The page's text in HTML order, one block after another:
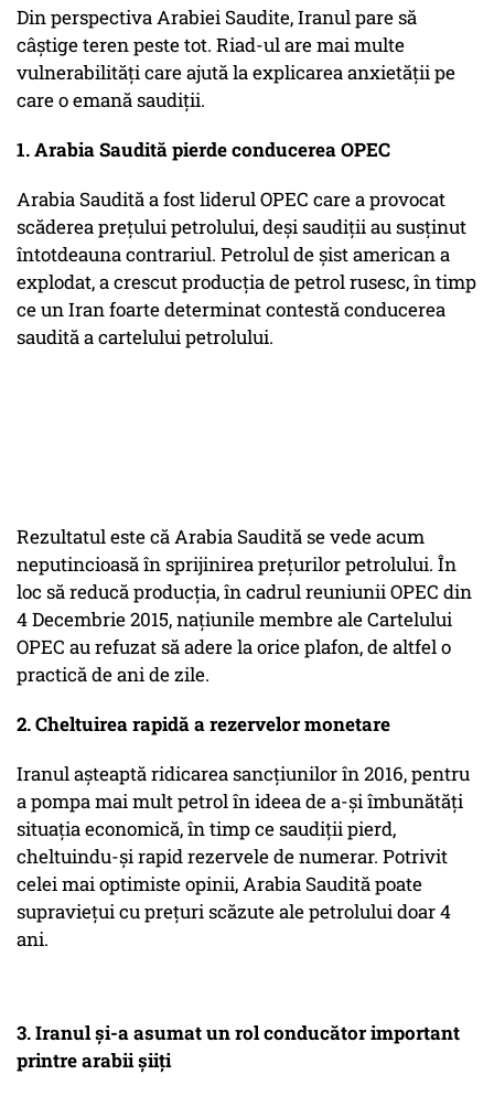
Din perspectiva Arabiei Saudite, Iranul pare să
câştige teren peste tot. Riad-ul are mai multe
vulnerabilităţi care ajută la explicarea anxietăţii pe
care o emană saudiţii.
1. Arabia Saudită pierde conducerea OPEC
Arabia Saudită a fost liderul OPEC care a provocat
scăderea preţului petrolului, deşi saudiţii au susţinut
întotdeauna contrariul. Petrolul de şist american a
explodat, a crescut producţia de petrol rusesc, în timp
ce un Iran foarte determinat contestă conducerea
saudită a cartelului petrolului.
Rezultatul este că Arabia Saudită se vede acum
neputincioasă în sprijinirea preţurilor petrolului. În
loc să reducă producţia, în cadrul reuniunii OPEC din
4 Decembrie 2015, naţiunile membre ale Cartelului
OPEC au refuzat să adere la orice plafon, de altfel o
practică de ani de zile.
2. Cheltuirea rapidă a rezervelor monetare
Iranul aşteaptă ridicarea sancţiunilor în 2016, pentru
a pompa mai mult petrol în ideea de a-şi îmbunătăţi
situaţia economică, în timp ce saudiţii pierd,
cheltuindu-şi rapid rezervele de numerar. Potrivit
celei mai optimiste opinii, Arabia Saudită poate
supravieţui cu preţuri scăzute ale petrolului doar 4
ani.
3. Iranul şi-a asumat un rol conducător important
printre arabii şiiţi